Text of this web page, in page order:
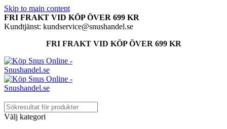
Skip to main content
FRI FRAKT VID KÖP ÖVER 699 KR
Kundtjänst: kundservice@snushandel.se
FRI FRAKT VID KÖP ÖVER 699 KR
Välj kategori